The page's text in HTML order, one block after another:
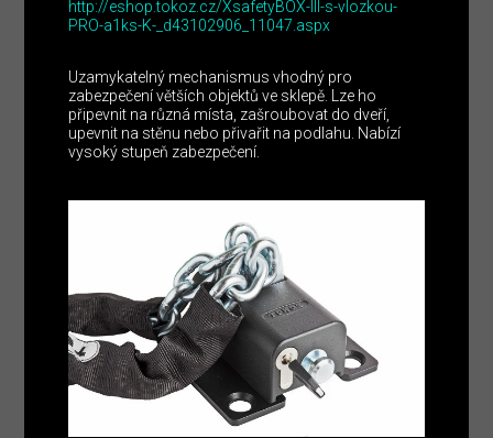
http://eshop.tokoz.cz/XsafetyBOX-III-s-vlozkou-
PRO-a1ks-K-_d43102906_11047.aspx
Uzamykatelný mechanismus vhodný pro
zabezpečení větších objektů ve sklepě. Lze ho
připevnit na různá místa, zašroubovat do dveří,
upevnit na stěnu nebo přivařit na podlahu. Nabízí
vysoký stupeň zabezpečení.